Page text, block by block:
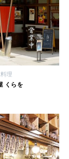
本当の歩き方。」
い一流店へ。」
韓国」
科書。」
術。」
」
理
くらを